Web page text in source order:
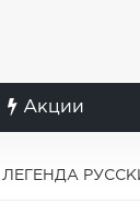
Акции
ЛЕГЕНДА